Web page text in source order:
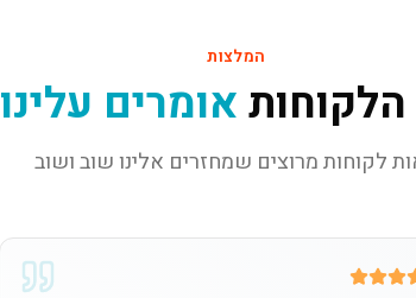
המלצות
אומרים עלינו
לקוחות מרוצים שמחזרים אלינו שוב ושוב